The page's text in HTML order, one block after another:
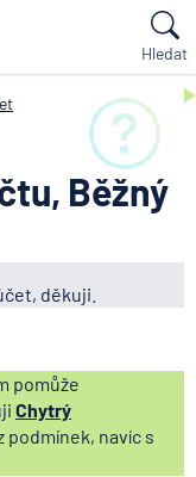
Hledat
Běžný
děkuji.
pomůže
Chytrý
podmínek, navíc s